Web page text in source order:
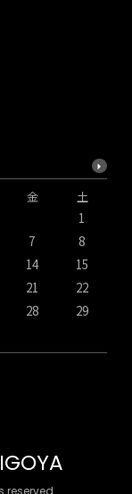
金
土
1
7
8
14
15
21
22
28
29